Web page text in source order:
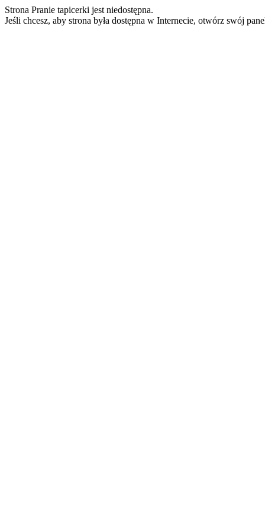
Strona Pranie tapicerki jest niedostępna.
Jeśli chcesz, aby strona była dostępna w Internecie, otwórz swój